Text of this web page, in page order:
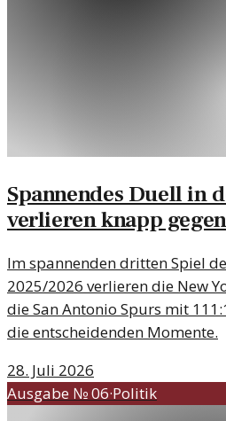
Spannendes Duell in
verlieren knapp
Im spannenden dritten Spiel
2025/2026 verlieren die New
die San Antonio Spurs mit
die entscheidenden Momente.
28. Juli 2026
Ausgabe №06·Politik